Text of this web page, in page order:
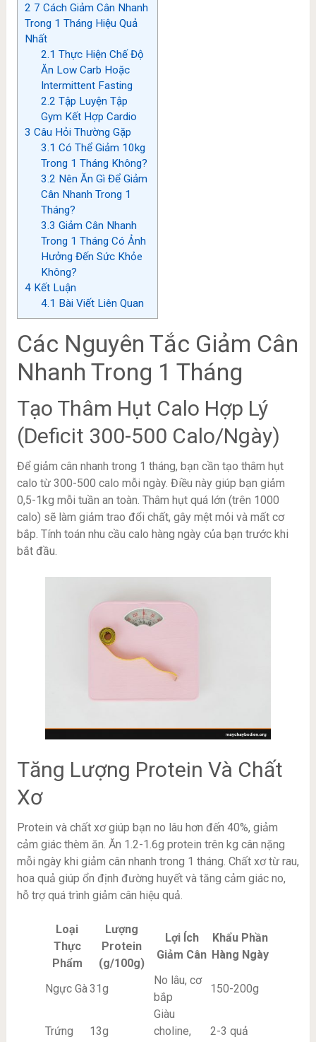
2 7 Cách Giảm Cân Nhanh
Trong 1 Tháng Hiệu Quả
Nhất
2.1 Thực Hiện Chế Độ
Ăn Low Carb Hoặc
Intermittent Fasting
2.2 Tập Luyện Tập
Gym Kết Hợp Cardio
3 Câu Hỏi Thường Gặp
3.1 Có Thể Giảm 10kg
Trong 1 Tháng Không?
3.2 Nên Ăn Gì Để Giảm
Cân Nhanh Trong 1
Tháng?
3.3 Giảm Cân Nhanh
Trong 1 Tháng Có Ảnh
Hưởng Đến Sức Khỏe
Không?
4Kết Luận
4.1 Bài Viết Liên Quan
Các Nguyên Tắc Giảm Cân
Nhanh Trong 1 Tháng
Tạo Thâm Hụt Calo Hợp Lý
(Deficit 300-500 Calo/Ngày)
Để giảm cân nhanh trong 1 tháng, bạn cần tạo thâm hụt
calo từ 300-500 calo mỗi ngày. Điều này giúp bạn giảm
0,5-1kg mỗi tuần an toàn. Thâm hụt quá lớn (trên 1000
calo) sẽ làm giảm trao đổi chất, gây mệt mỏi và mất cơ
bắp. Tính toán nhu cầu calo hàng ngày của bạn trước khi
bắt đầu.
Tăng Lượng Protein Và Chất
Xơ
Protein và chất xơ giúp bạn no lâu hơn đến 40%, giảm
cảm giác thèm ăn. Ăn 1.2-1.6g protein trên kg cân nặng
mỗi ngày khi giảm cân nhanh trong 1 tháng. Chất xơ từ rau,
hoa quả giúp ổn định đường huyết và tăng cảm giác no,
hỗ trợ quá trình giảm cân hiệu quả.
Loại
Thực
Phẩm
Lượng
Protein
(g/100g)
Lợi Ích
Giảm Cân
Khẩu Phần
Hàng Ngày
Ngực Gà31g
No lâu, cơ
bắp
150-200g
Trứng 13g
Giàu
choline,
2-3 quả